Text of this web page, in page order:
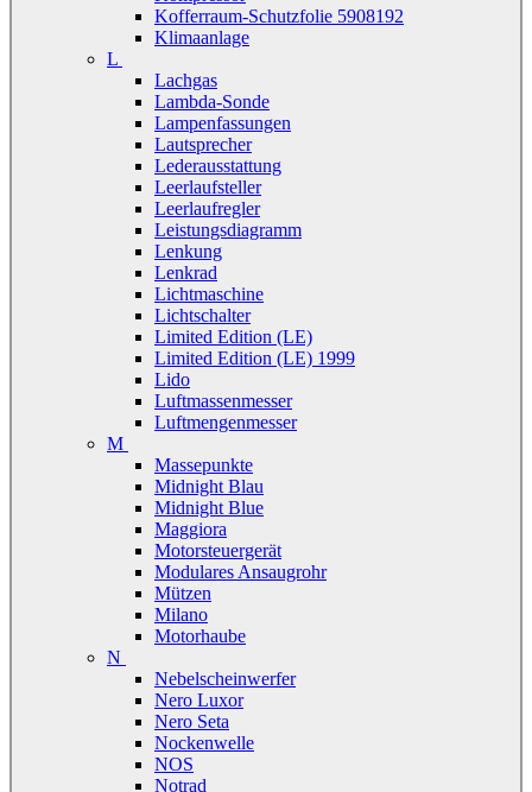
Kofferraum-Schutzfolie 5908192
Klimaanlage
L
Lachgas
Lambda-Sonde
Lampenfassungen
Lautsprecher
Lederausstattung
Leerlaufsteller
Leerlaufregler
Leistungsdiagramm
Lenkung
Lenkrad
Lichtmaschine
Lichtschalter
Limited Edition (LE)
Limited Edition (LE) 1999
Lido
Luftmassenmesser
Luftmengenmesser
M
Massepunkte
Midnight Blau
Midnight Blue
Maggiora
Motorsteuergerät
Modulares Ansaugrohr
Mützen
Milano
Motorhaube
N
Nebelscheinwerfer
Nero Luxor
Nero Seta
Nockenwelle
NOS
Notrad